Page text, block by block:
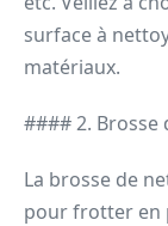
surface à
matériaux.
#### 2. Brosse
La brosse de
pour frotter en